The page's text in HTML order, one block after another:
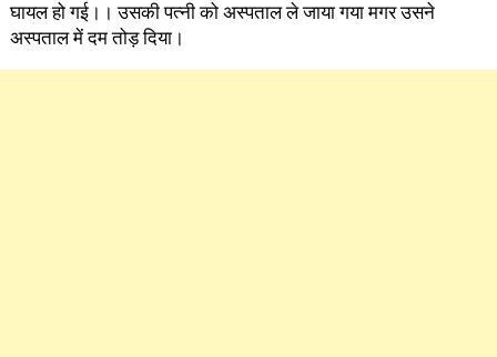
घायल हो गई।। उसकी पत्नी को अस्पताल ले जाया गया मगर उसने
अस्पताल में दम तोड़ दिया।